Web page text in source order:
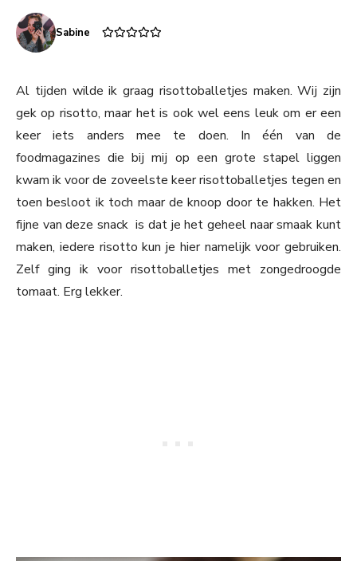
Sabine
Al tijden wilde ik graag risottoballetjes maken. Wij zijn
gek op risotto, maar het is ook wel eens leuk om er een
keer iets anders mee te doen. In één van de
foodmagazines die bij mij op een grote stapel liggen
kwam ik voor de zoveelste keer risottoballetjes tegen en
toen besloot ik toch maar de knoop door te hakken. Het
fijne van deze snack is dat je het geheel naar smaak kunt
maken, iedere risotto kun je hier namelijk voor gebruiken.
Zelf ging ik voor risottoballetjes met zongedroogde
tomaat. Erg lekker.